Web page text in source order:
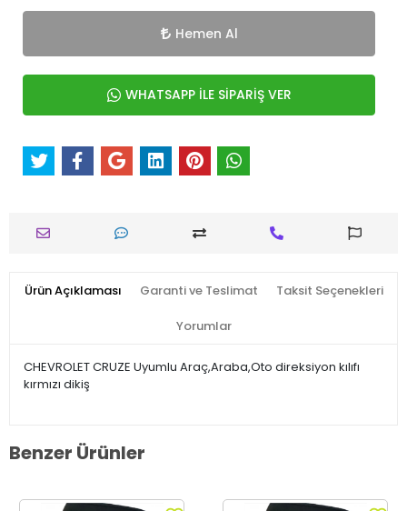
Hemen Al
WHATSAPP İLE SİPARİŞ VER
Ürün Açıklaması Garanti ve Teslimat Taksit Seçenekleri
Yorumlar
CHEVROLET CRUZE Uyumlu Araç,Araba,Oto direksiyon kılıfı
kırmızı dikiş
Benzer Ürünler